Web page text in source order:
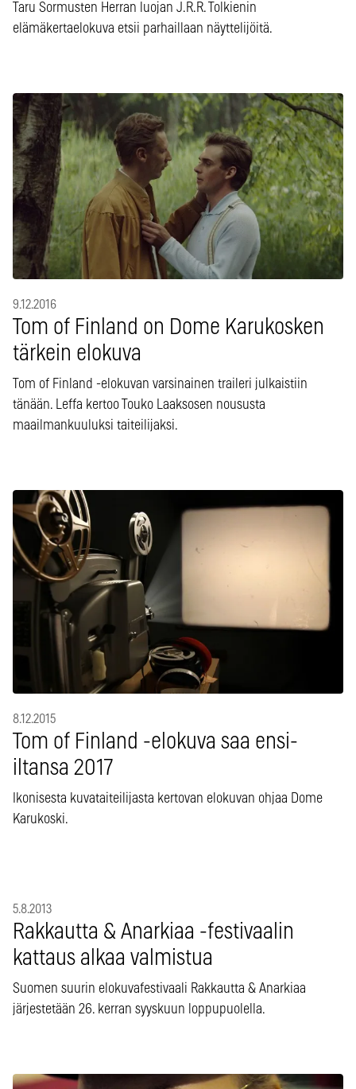
Taru Sormusten Herran luojan J.R.R. Tolkienin
elämäkertaelokuva etsii parhaillaan näyttelijöitä.
9.12.2016
Tom of Finland on Dome Karukosken
tärkein elokuva
Tom of Finland -elokuvan varsinainen traileri julkaistiin
tänään. Leffa kertoo Touko Laaksosen noususta
maailmankuuluksi taiteilijaksi.
8.12.2015
Tom of Finland -elokuva saa ensi-
iltansa 2017
Ikonisesta kuvataiteilijasta kertovan elokuvan ohjaa Dome
Karukoski.
5.8.2013
Rakkautta & Anarkiaa -festivaalin
kattaus alkaa valmistua
Suomen suurin elokuvafestivaali Rakkautta & Anarkiaa
järjestetään 26. kerran syyskuun loppupuolella.